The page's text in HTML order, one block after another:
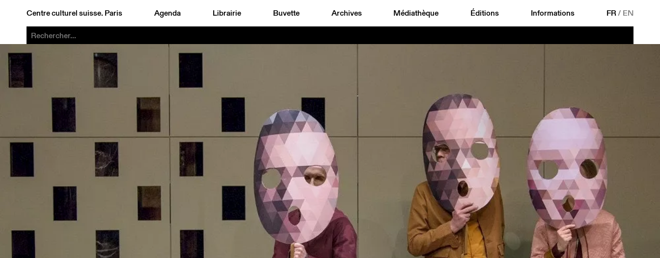
Centre culturel suisse. Paris Agenda Librairie Buvette Archives Médiathèque Éditions Informations FR/ EN